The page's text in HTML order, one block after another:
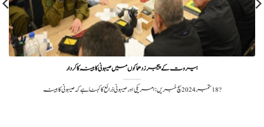
بیروت کے پیجرز دھماکوں میں صیہونی کابینہ کا کردار
?️ 18 ستمبر 2024سچ خبریں: امریکی اور صیہونی ذرائع کا کہنا ہے کہ صیہونی کابینہ